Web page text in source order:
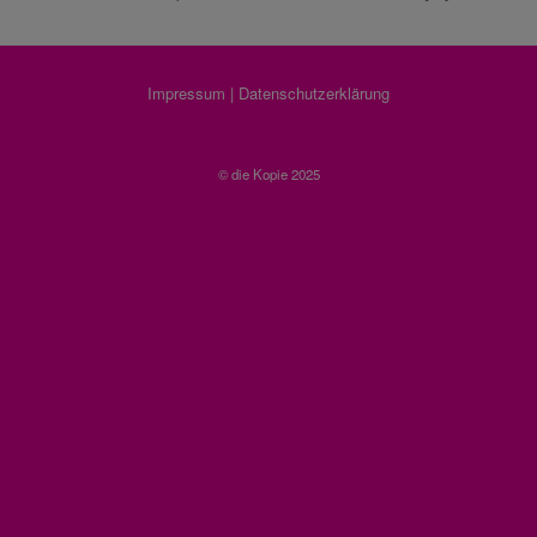
Impressum | Datenschutzerklärung
© die Kopie 2025